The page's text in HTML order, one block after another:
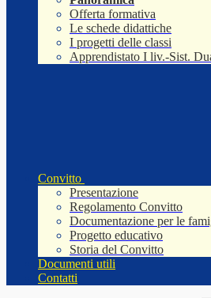
Offerta formativa
Le schede didattiche
I progetti delle classi
Apprendistato I liv.-Sist.
Convitto
Presentazione
Regolamento Convitto
Documentazione per le
Progetto educativo
Storia del Convitto
Documenti utili
Contatti